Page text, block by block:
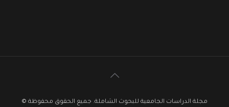
مجلة الدراسات الجامعية للبحوث الشاملة. جميع الحقوق محفوظة ©